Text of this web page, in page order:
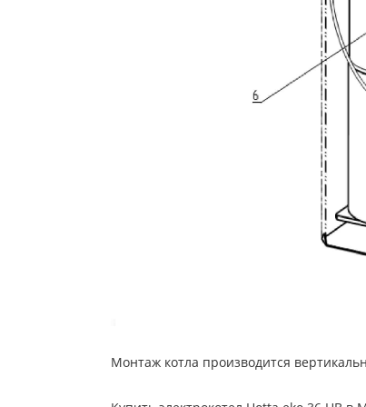
Монтаж котла производится